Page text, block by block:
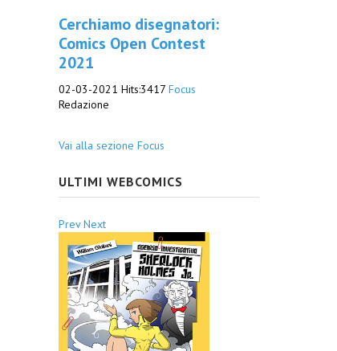
Cerchiamo disegnatori:
Comics Open Contest
2021
02-03-2021 Hits:3417 Focus
Redazione
Vai alla sezione Focus
ULTIMI WEBCOMICS
Prev Next